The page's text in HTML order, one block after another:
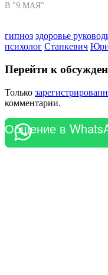
В "9 МАЯ"
гипноз здоровье
психолог Станкевич
Перейти к
Только
комментарии.
Общение в